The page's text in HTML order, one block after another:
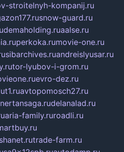
stroitelnyh-kompanij.ru
snow-guard.ru
demaholding.ruaalse.ru
perkoka.rumovie-one.ru
sibarchives.ruandreislyusar.ru
tor-lyubov-i-grom.ru
evro-dez.ru
avtopomosch27.ru
nertansaga.rudelanalad.ru
aria-family.ruroadli.ru
trade-farm.ru